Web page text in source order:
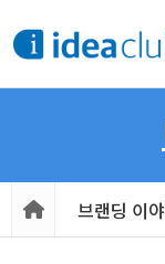
브랜딩 이